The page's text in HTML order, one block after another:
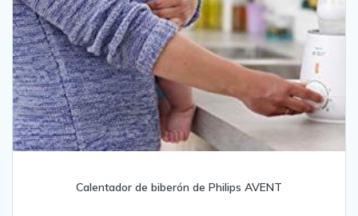
Calentador de biberón de Philips AVENT